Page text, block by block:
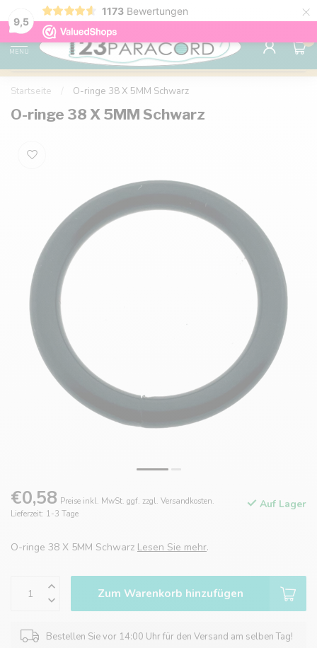
9,5
1173 Bewertungen ×
Kostenlose Lieferung nach Hause ab 150 €
MENU
0
Startseite O-ringe 38 X 5MM Schwarz
O-ringe 38 X 5MM Schwarz
€0,58 Preise inkl. MwSt. ggf. zzgl. Versandkosten.
Lieferzeit: 1-3 Tage
Auf Lager
O-ringe 38 X 5MM Schwarz Lesen Sie mehr.
Zum Warenkorb hinzufügen
Bestellen Sie vor 14:00 Uhr für den Versand am selben Tag!